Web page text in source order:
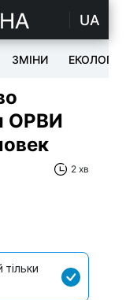
UA
ЗМІНИ ЕКОЛОГІЯ
ОРВИ
2 хв